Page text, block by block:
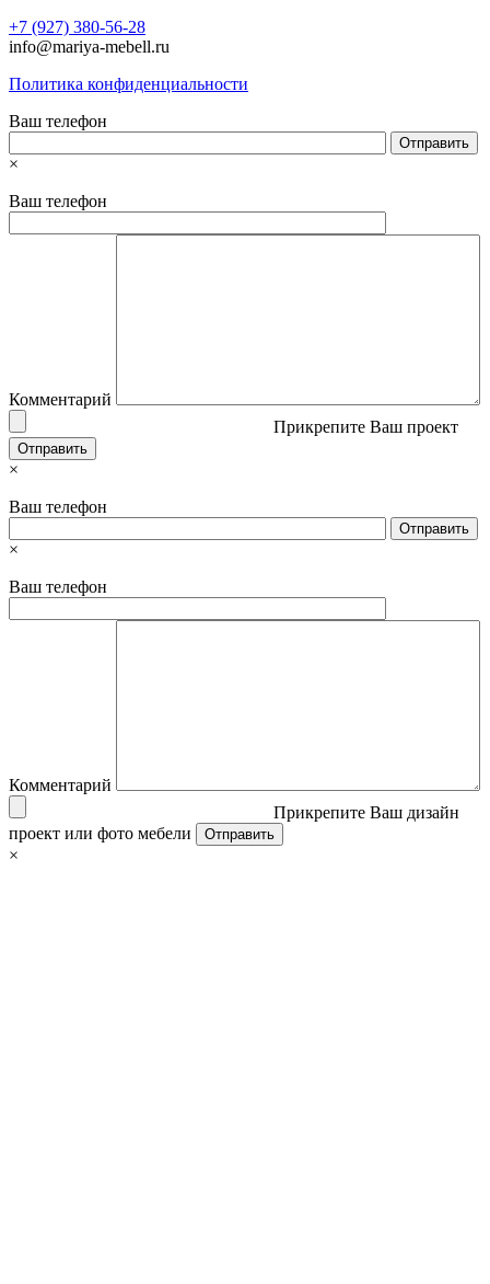
+7 (927) 380-56-28
info@mariya-mebell.ru
Политика конфиденциальности
Ваш телефон
×
Ваш телефон
Комментарий
Прикрепите Ваш проект
×
Ваш телефон
×
Ваш телефон
Комментарий
Прикрепите Ваш дизайн
проект или фото мебели
×